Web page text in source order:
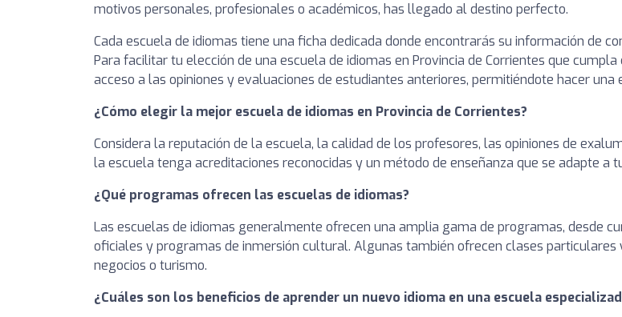
motivos personales, profesionales o académicos, has llegado al destino perfecto.
Cada escuela de idiomas tiene una ficha dedicada donde encontrarás su información de
Para facilitar tu elección de una escuela de idiomas en Provincia de Corrientes que
acceso a las opiniones y evaluaciones de estudiantes anteriores, permitiéndote hacer una
¿Cómo elegir la mejor escuela de idiomas en Provincia de Corrientes?
Considera la reputación de la escuela, la calidad de los profesores, las opiniones de
la escuela tenga acreditaciones reconocidas y un método de enseñanza que se adapte a
¿Qué programas ofrecen las escuelas de idiomas?
Las escuelas de idiomas generalmente ofrecen una amplia gama de programas, desde
oficiales y programas de inmersión cultural. Algunas también ofrecen clases particulares
negocios o turismo.
¿Cuáles son los beneficios de aprender un nuevo idioma en una escuela